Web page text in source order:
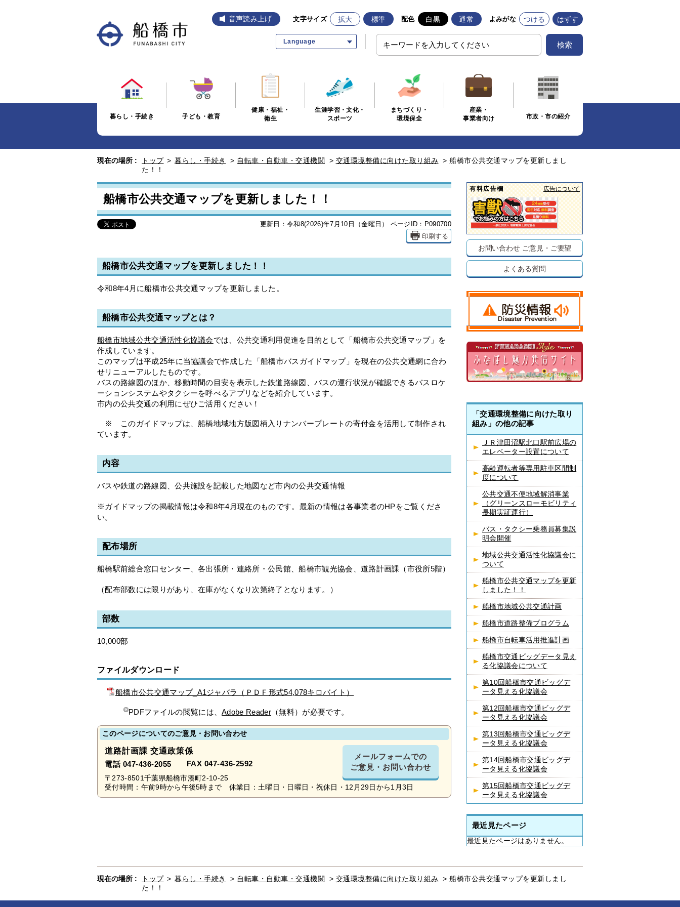
音声読み上げ 文字サイズ 拡大 標準 配色 白黒 通常 よみがな つける はずす
Language 検索
暮らし・手続き 子ども・教育
健康・福祉・
衛生
生涯学習・文化・
スポーツ
まちづくり・
環境保全
産業・
事業者向け
市政・市の紹介
現在の場所 : トップ > 暮らし・手続き > 自転車・自動車・交通機関 > 交通環境整備に向けた取り組み > 船橋市公共交通マップを更新しまし
た！！
船橋市公共交通マップを更新しました！！
更新日：令和8(2026)年7月10日（金曜日） ページID：P090700
印刷する
船橋市公共交通マップを更新しました！！
令和8年4月に船橋市公共交通マップを更新しました。
船橋市公共交通マップとは？
船橋市地域公共交通活性化協議会では、公共交通利用促進を目的として「船橋市公共交通マップ」を
作成しています。
このマップは平成25年に当協議会で作成した「船橋市バスガイドマップ」を現在の公共交通網に合わ
せリニューアルしたものです。
バスの路線図のほか、移動時間の目安を表示した鉄道路線図、バスの運行状況が確認できるバスロケ
ーションシステムやタクシーを呼べるアプリなどを紹介しています。
市内の公共交通の利用にぜひご活用ください！
※ このガイドマップは、船橋地域地方版図柄入りナンバープレートの寄付金を活用して制作され
ています。
内容
バスや鉄道の路線図、公共施設を記載した地図など市内の公共交通情報
※ガイドマップの掲載情報は令和8年4月現在のものです。最新の情報は各事業者のHPをご覧くださ
い。
配布場所
船橋駅前総合窓口センター、各出張所・連絡所・公民館、船橋市観光協会、道路計画課（市役所5階）
（配布部数には限りがあり、在庫がなくなり次第終了となります。）
部数
10,000部
ファイルダウンロード
船橋市公共交通マップ_A1ジャバラ（ＰＤＦ形式54,078キロバイト）
PDFファイルの閲覧には、Adobe Reader （無料）が必要です。
このページについてのご意見・お問い合わせ
道路計画課 交通政策係
電話 047-436-2055 FAX 047-436-2592
メールフォームでの
ご意見・お問い合わせ
〒273-8501千葉県船橋市湊町2-10-25
受付時間：午前9時から午後5時まで 休業日：土曜日・日曜日・祝休日・12月29日から1月3日
有料広告欄 広告について
お問い合わせ ご意見・ご要望
よくある質問
「交通環境整備に向けた取り
組み」の他の記事
ＪＲ津田沼駅北口駅前広場の
エレベーター設置について
高齢運転者等専用駐車区間制
度について
公共交通不便地域解消事業
（グリーンスローモビリティ
長期実証運行）
バス・タクシー乗務員募集説
明会開催
地域公共交通活性化協議会に
ついて
船橋市公共交通マップを更新
しました！！
船橋市地域公共交通計画
船橋市道路整備プログラム
船橋市自転車活用推進計画
船橋市交通ビッグデータ見え
る化協議会について
第10回船橋市交通ビッグデ
ータ見える化協議会
第12回船橋市交通ビッグデ
ータ見える化協議会
第13回船橋市交通ビッグデ
ータ見える化協議会
第14回船橋市交通ビッグデ
ータ見える化協議会
第15回船橋市交通ビッグデ
ータ見える化協議会
最近見たページ
最近見たページはありません。
現在の場所 : トップ > 暮らし・手続き > 自転車・自動車・交通機関 > 交通環境整備に向けた取り組み > 船橋市公共交通マップを更新しまし
た！！